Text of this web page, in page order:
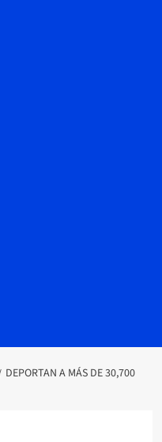
DEPORTAN A MÁS DE 30,700